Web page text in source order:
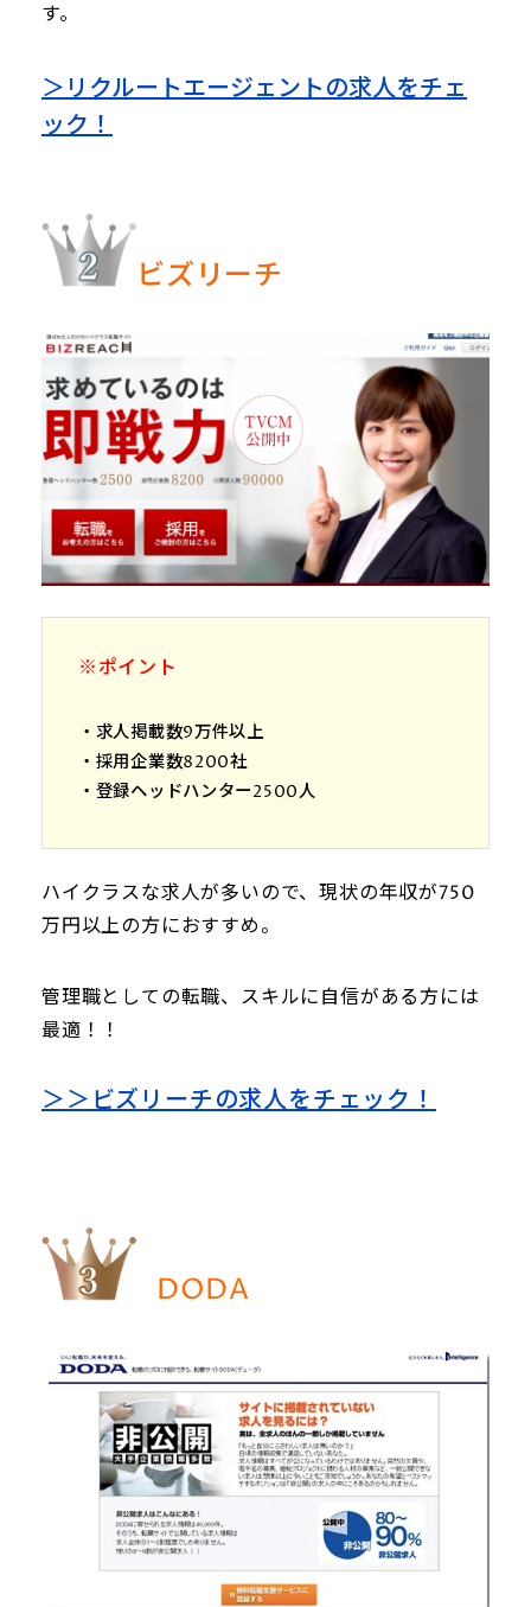
す。
＞リクルートエージェントの求人をチェ
ック！
ビズリーチ
※ポイント
・求人掲載数9万件以上
・採用企業数8200社
・登録ヘッドハンター2500人
ハイクラスな求人が多いので、現状の年収が750
万円以上の方におすすめ。
管理職としての転職、スキルに自信がある方には
最適！！
＞＞ビズリーチの求人をチェック！
DODA